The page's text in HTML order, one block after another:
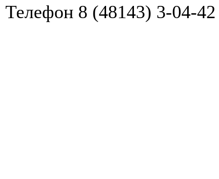
Телефон 8 (48143) 3-04-42